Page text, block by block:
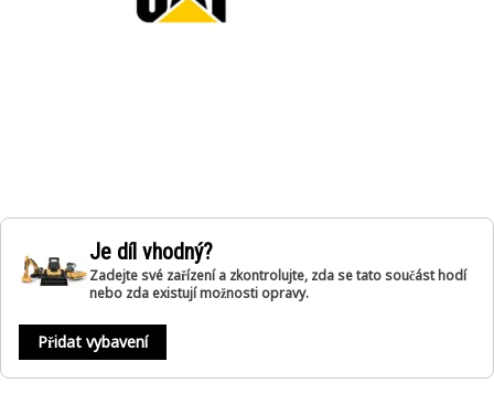
Je díl vhodný?
Zadejte své zařízení a zkontrolujte, zda se tato součást hodí
nebo zda existují možnosti opravy.
Přidat vybavení